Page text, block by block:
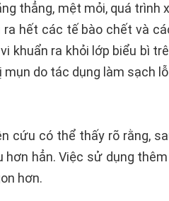
thẳng, mệt mỏi, quá trình
hết các tế bào chết và
khuẩn ra khỏi lớp biểu bì
do tác dụng làm sạch
cứu có thể thấy rõ rằng,
hơn hẳn. Việc sử dụng
hơn.